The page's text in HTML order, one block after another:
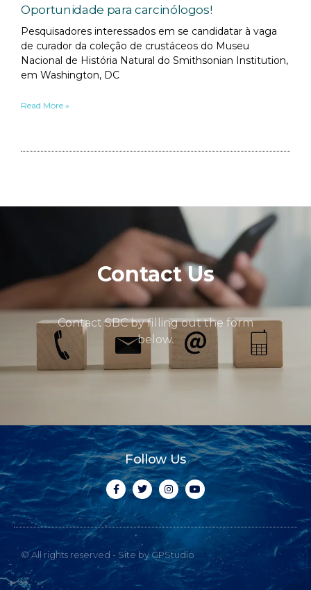
Oportunidade para carcinólogos!
Pesquisadores interessados em se candidatar à vaga
de curador da coleção de crustáceos do Museu
Nacional de História Natural do Smithsonian Institution,
em Washington, DC
Read More »
Contact Us
Contact SBC by filling out the form
below.
Follow Us
© All rights reserved - Site by GPStudio